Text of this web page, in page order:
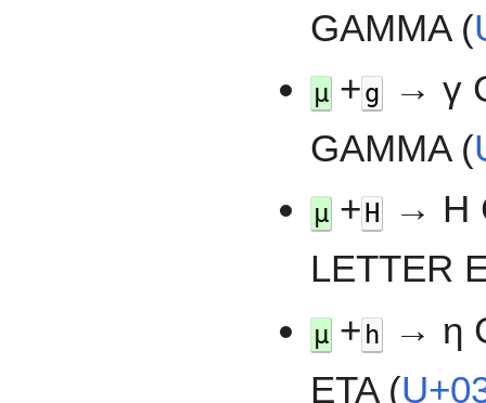
GAMMA (
µ +g
→ γ
GAMMA (
µ + H
→ Η
LETTER
µ +h
→ η
ETA (